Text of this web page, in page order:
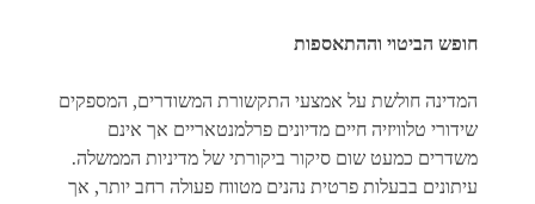
חופש הביטוי וההתאספות
המדינה חולשת על אמצעי התקשורת המשודרים, המספקים
שידורי טלוויזיה חיים מדיונים פרלמנטאריים אך אינם
משדרים כמעט שום סיקור ביקורתי של מדיניות הממשלה.
עיתונים בבעלות פרטית נהנים מטווח פעולה רחב יותר, אך